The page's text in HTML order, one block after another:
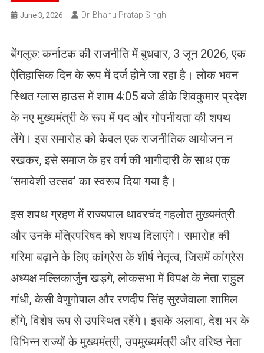
June 3, 2026 Dr. Bhanu Pratap Singh
बेंगलुरु: कर्नाटक की राजनीति में बुधवार, 3 जून 2026, एक
ऐतिहासिक दिन के रूप में दर्ज होने जा रहा है। लोक भवन
स्थित ग्लास हाउस में शाम 4:05 बजे डीके शिवकुमार प्रदेश
के नए मुख्यमंत्री के रूप में पद और गोपनीयता की शपथ
लेंगे। इस समारोह को केवल एक राजनीतिक आयोजन न
रखकर, इसे समाज के हर वर्ग की भागीदारी के साथ एक
‘समावेशी उत्सव’ का स्वरूप दिया गया है।
​इस शपथ ग्रहण में राज्यपाल थावरचंद गहलोत मुख्यमंत्री
और उनके मंत्रिपरिषद को शपथ दिलाएंगे। समारोह की
गरिमा बढ़ाने के लिए कांग्रेस के शीर्ष नेतृत्व, जिसमें कांग्रेस
अध्यक्ष मल्लिकार्जुन खड़गे, लोकसभा में विपक्ष के नेता राहुल
गांधी, केसी वेणुगोपाल और रणदीप सिंह सुरजेवाला शामिल
होंगे, विशेष रूप से उपस्थित रहेंगे। इसके अलावा, देश भर के
विभिन्न राज्यों के मुख्यमंत्री, उपमुख्यमंत्री और वरिष्ठ नेता